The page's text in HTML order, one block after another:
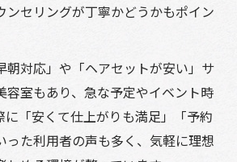
ンセリングが丁寧かどうかもポイン
朝対応」や「ヘアセットが安い」サ
容室もあり、急な予定やイベント時
に「安くて仕上がりも満足」「予約
った利用者の声も多く、気軽に理想